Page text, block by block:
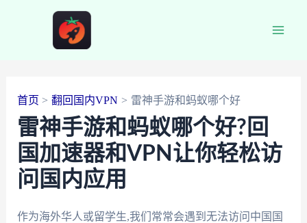
首页 翻回国内VPN 雷神手游和蚂蚁哪个好
雷神手游和蚂蚁哪个好?回
国加速器和VPN让你轻松访
问国内应用
作为海外华人或留学生,我们常常会遇到无法访问中国国